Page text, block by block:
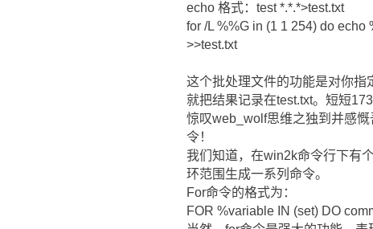
echo 格式：test *.*.*>test.txt
for /L %%G in (1 1 254) do
>>test.txt
这个批处理文件的功能是对你
就把结果记录在test.txt。短短
惊叹web_wolf思维之独到并感
令！
我们知道，在win2k命令行下有
环范围生成一系列命令。
For命令的格式为：
FOR %variable IN (set) DO